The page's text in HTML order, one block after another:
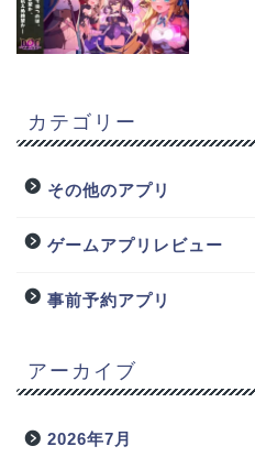
カテゴリー
その他のアプリ
ゲームアプリレビュー
事前予約アプリ
アーカイブ
2026年7月